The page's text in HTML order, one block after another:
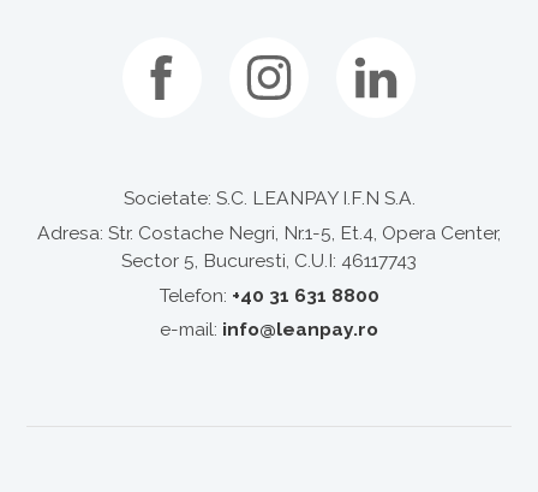
Societate: S.C. LEANPAY I.F.N S.A.
Adresa: Str. Costache Negri, Nr.1-5, Et.4, Opera Center,
Sector 5, Bucuresti, C.U.I: 46117743
Telefon: +40 31 631 8800
e-mail: info@leanpay.ro